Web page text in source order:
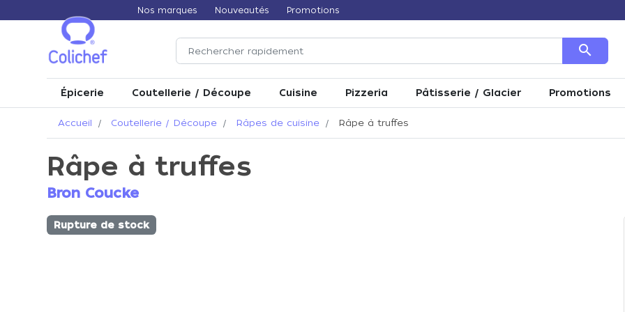
Nos marques Nouveautés Promotions
search
Épicerie Coutellerie / Découpe Cuisine Pizzeria Pâtisserie / Glacier Promotions
Accueil Coutellerie / Découpe Râpes de cuisine Râpe à truffes
Râpe à truffes
Bron Coucke
Rupture de stock